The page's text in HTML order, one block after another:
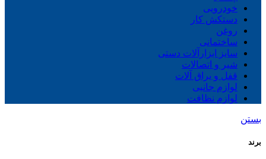
خودرویی
دستکش کار
روغن
ساختمانی
سایز ابزارآلات دستی
شیر و اتصالات
قفل و یراق آلات
لوازم جانبی
لوازم نظافت
بستن
برند